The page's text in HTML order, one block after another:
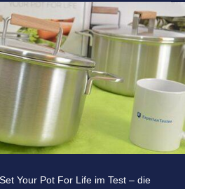
Your Pot For Life im Test – die